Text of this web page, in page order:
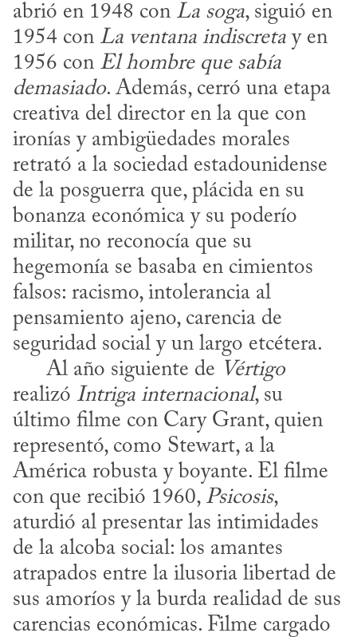
abrió en 1948 con La soga, siguió en
1954 con La ventana indiscreta y en
1956 con El hombre que sabía
demasiado. Además, cerró una etapa
creativa del director en la que con
ironías y ambigüedades morales
retrató a la sociedad estadounidense
de la posguerra que, plácida en su
bonanza económica y su poderío
militar, no reconocía que su
hegemonía se basaba en cimientos
falsos: racismo, intolerancia al
pensamiento ajeno, carencia de
seguridad social y un largo etcétera.
      Al año siguiente de
Vértigo
realizó Intriga internacional, su
último filme con Cary Grant, quien
representó, como Stewart, a la
América robusta y boyante. El filme
con que recibió 1960, Psicosis,
aturdió al presentar las intimidades
de la alcoba social: los amantes
atrapados entre la ilusoria libertad de
sus amoríos y la burda realidad de sus
carencias económicas. Filme cargado